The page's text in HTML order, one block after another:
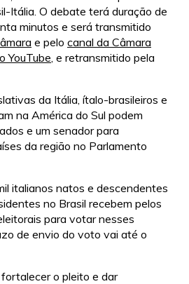
Itália. O debate terá duração de
minutos e será transmitido
e pelo canal da Câmara
YouTube, e retransmitido pela
da Itália, ítalo-brasileiros e
na América do Sul podem
e um senador para
da região no Parlamento
italianos natos e descendentes
no Brasil recebem pelos
para votar nesses
de envio do voto vai até o
o pleito e dar